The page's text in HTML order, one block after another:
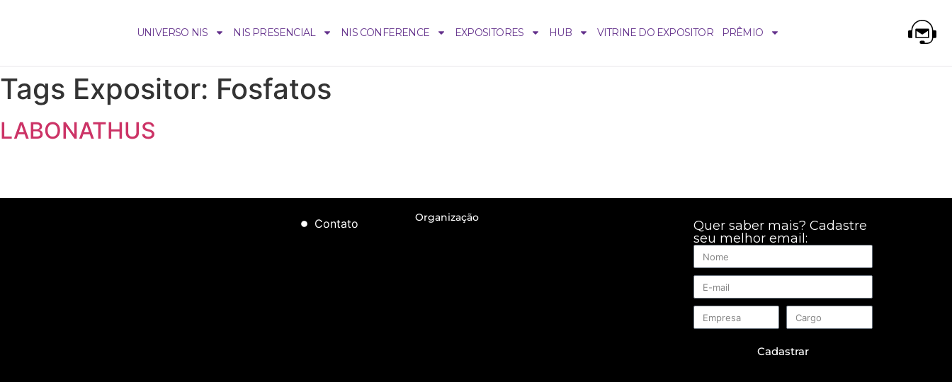
UNIVERSO NIS NIS PRESENCIAL NIS CONFERENCE EXPOSITORES HUB VITRINE DO EXPOSITOR PRÊMIO
Tags Expositor: Fosfatos
LABONATHUS
Contato Organização
Quer saber mais? Cadastre
seu melhor email:
Cadastrar